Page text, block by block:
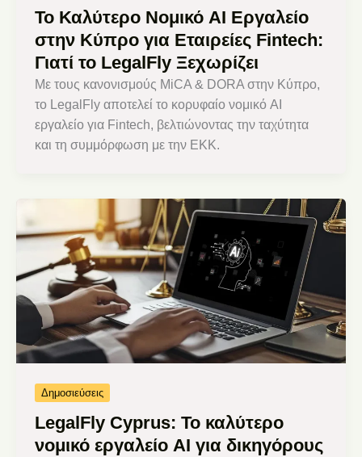
Το Καλύτερο Νομικό AI Εργαλείο
στην Κύπρο για Εταιρείες Fintech:
Γιατί το LegalFly Ξεχωρίζει
Με τους κανονισμούς MiCA & DORA στην Κύπρο,
το LegalFly αποτελεί το κορυφαίο νομικό AI
εργαλείο για Fintech, βελτιώνοντας την ταχύτητα
και τη συμμόρφωση με την ΕΚΚ.
Δημοσιεύσεις
LegalFly Cyprus: Το καλύτερο
νομικό εργαλείο AI για δικηγόρους